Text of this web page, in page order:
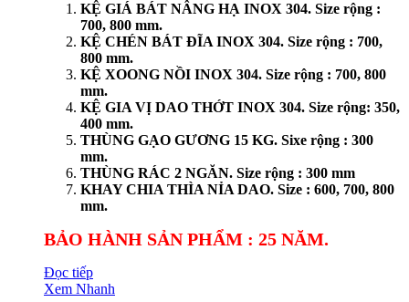
KỆ GIÁ BÁT NÂNG HẠ INOX 304. Size rộng :
700, 800 mm.
KỆ CHÉN BÁT ĐĨA INOX 304. Size rộng : 700,
800 mm.
KỆ XOONG NỒI INOX 304. Size rộng : 700, 800
mm.
KỆ GIA VỊ DAO THỚT INOX 304. Size rộng: 350,
400 mm.
THÙNG GẠO GƯƠNG 15 KG. Sixe rộng : 300
mm.
THÙNG RÁC 2 NGĂN. Size rộng : 300 mm
KHAY CHIA THÌA NỈA DAO. Size : 600, 700, 800
mm.
BẢO HÀNH SẢN PHẨM : 25 NĂM.
Đọc tiếp
Xem Nhanh